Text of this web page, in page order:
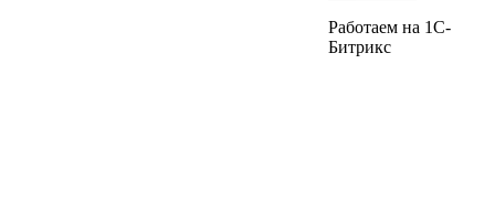
Работаем на 1C-
Битрикс